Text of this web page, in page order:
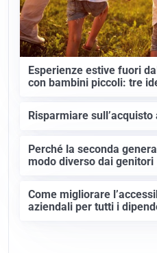
Esperienze estive fuori
con bambini piccoli: tre
Risparmiare
Perché la seconda
modo diverso dai genitori
Come migliorare
aziendali per tutti i